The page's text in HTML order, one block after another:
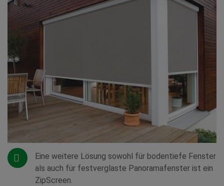
Eine weitere Lösung sowohl für bodentiefe Fenster
als auch für festverglaste Panoramafenster ist ein
ZipScreen.